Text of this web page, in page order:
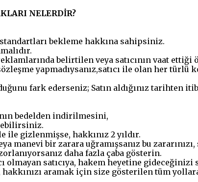
NELERDİR?
bekleme hakkına sahipsiniz.
belirtilen veya satıcının vaat
yapmadıysanız,satıcı ile olan her türlü
fark ederseniz; Satın aldığınız tarihten
bedelden indirilmesini,
ile gizlenmişse, hakkınız 2 yıldır.
manevi bir zarara uğramışsanız bu
daha fazla çaba gösterin.
olmayan satıcıya, hakem heyetine
hakkınızı aramak için size gösterilen tüm